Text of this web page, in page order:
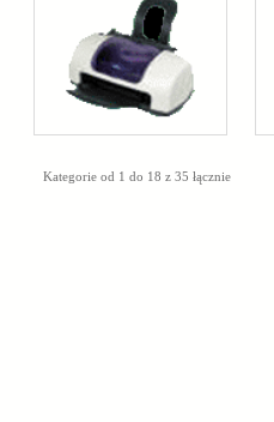
Kategorie od 1 do 18 z 35 łącznie